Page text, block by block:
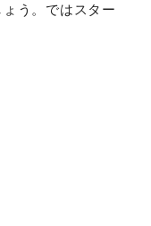
う。ではスター